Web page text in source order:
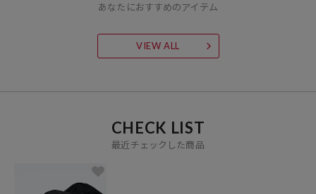
あなたにおすすめのアイテム
VIEW ALL
CHECK LIST
最近チェックした商品